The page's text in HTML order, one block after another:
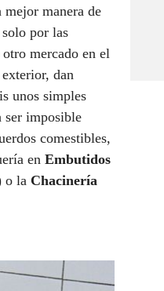
manera de
por las
mercado en el
dan
unos simples
ser imposible
comestibles,
en Embutidos
o la Chacinería